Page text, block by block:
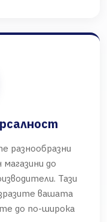
разнообразни
до
Тази
вашата
до по-широка